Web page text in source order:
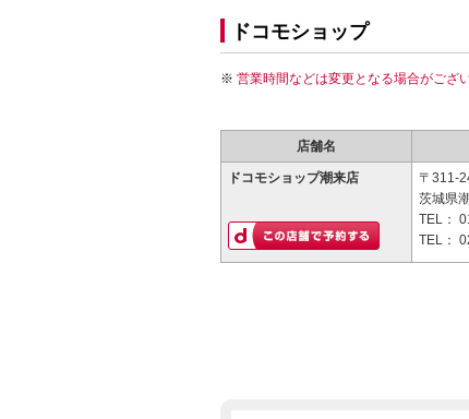
ドコモショップ
営業時間などは変更となる場合がござ
店舗名
ドコモショップ潮来店
〒311-
茨城県
TEL：
TEL：